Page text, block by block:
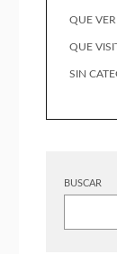
QUE
QUE
SIN
BUSCAR